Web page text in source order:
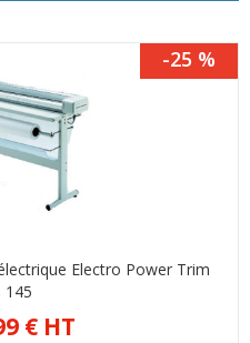
-25 %
Electro Power Trim
145
HT
€